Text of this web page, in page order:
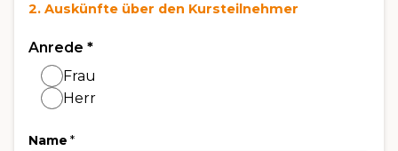
2. Auskünfte über den Kursteilnehmer
Anrede *
Frau
Herr
Name *